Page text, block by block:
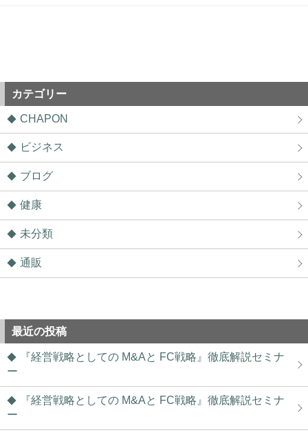
カテゴリー
CHAPON
ビジネス
ブログ
健康
未分類
通販
最近の投稿
『経営戦略としての M&Aと FC戦略』徹底解説セミナ
ー
『経営戦略としての M&Aと FC戦略』徹底解説セミナ
ー